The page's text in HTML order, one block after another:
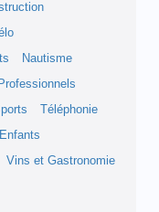
Nautisme
Professionnels
Téléphonie
Vins et Gastronomie